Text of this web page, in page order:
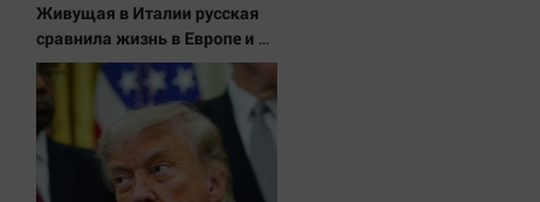
Живущая в Италии русская
сравнила жизнь в Европе и в
Крыму